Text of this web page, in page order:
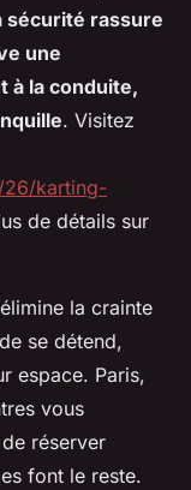
sécurité rassure
une
à la conduite,
. Visitez
karting-
de détails sur
la crainte
se détend,
espace. Paris,
vous
réserver
font le reste.